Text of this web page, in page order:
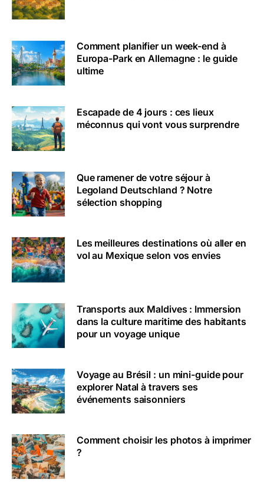
Comment planifier un week-end à
Europa-Park en Allemagne : le guide
ultime
Escapade de 4 jours : ces lieux
méconnus qui vont vous surprendre
Que ramener de votre séjour à
Legoland Deutschland ? Notre
sélection shopping
Les meilleures destinations où aller en
vol au Mexique selon vos envies
Transports aux Maldives : Immersion
dans la culture maritime des habitants
pour un voyage unique
Voyage au Brésil : un mini-guide pour
explorer Natal à travers ses
événements saisonniers
Comment choisir les photos à imprimer
?